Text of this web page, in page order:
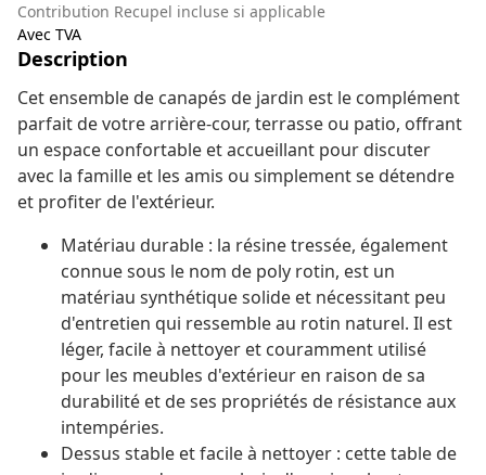
Contribution Recupel incluse si applicable
Avec TVA
Description
Cet ensemble de canapés de jardin est le complément
parfait de votre arrière-cour, terrasse ou patio, offrant
un espace confortable et accueillant pour discuter
avec la famille et les amis ou simplement se détendre
et profiter de l'extérieur.
Matériau durable : la résine tressée, également
connue sous le nom de poly rotin, est un
matériau synthétique solide et nécessitant peu
d'entretien qui ressemble au rotin naturel. Il est
léger, facile à nettoyer et couramment utilisé
pour les meubles d'extérieur en raison de sa
durabilité et de ses propriétés de résistance aux
intempéries.
Dessus stable et facile à nettoyer : cette table de